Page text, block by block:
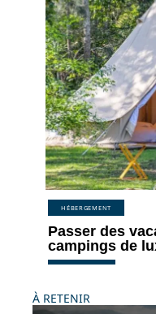
HÉBERGEMENT
Passer des
campings de
À RETENIR